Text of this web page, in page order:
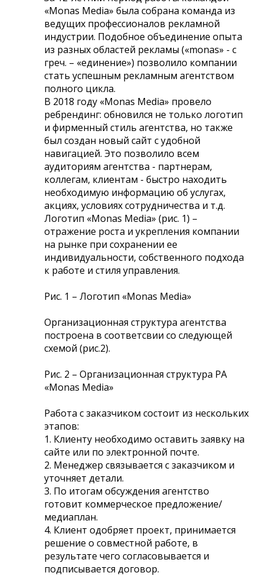
«Monas Media» была собрана команда из
ведущих профессионалов рекламной
индустрии. Подобное объединение опыта
из разных областей рекламы («monas» - с
греч. – «единение») позволило компании
стать успешным рекламным агентством
полного цикла.
В 2018 году «Monas Media» провело
ребрендинг: обновился не только логотип
и фирменный стиль агентства, но также
был создан новый сайт с удобной
навигацией. Это позволило всем
аудиториям агентства - партнерам,
коллегам, клиентам - быстро находить
необходимую информацию об услугах,
акциях, условиях сотрудничества и т.д.
Логотип «Monas Media» (рис. 1) –
отражение роста и укрепления компании
на рынке при сохранении ее
индивидуальности, собственного подхода
к работе и стиля управления.
Рис. 1 – Логотип «Monas Media»
Организационная структура агентства
построена в соответсвии со следующей
схемой (рис.2).
Рис. 2 – Организационная структура РА
«Monas Media»
Работа с заказчиком состоит из нескольких
этапов:
1. Клиенту необходимо оставить заявку на
сайте или по электронной почте.
2. Менеджер связывается с заказчиком и
уточняет детали.
3. По итогам обсуждения агентство
готовит коммерческое предложение/
медиаплан.
4. Клиент одобряет проект, принимается
решение о совместной работе, в
результате чего согласовывается и
подписывается договор.